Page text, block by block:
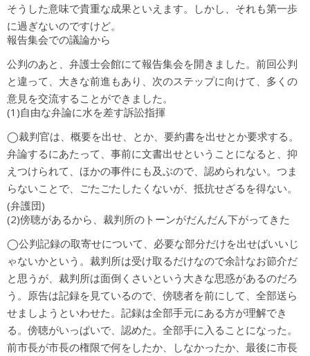
そうした意味で貴重な成果といえます。しかし、それも第一歩
に過ぎないのですけど。
報告集会での議論から
公判のあと、弁護士会館にて報告集会を開きました。前回公判
と違って、大きな前進もあり、次のステップに向けて、多くの
意見を交流することができました。
(1)自由な弁論に水を差す訴訟指揮
◯裁判官は、概要を出せ、とか、要約書を出せとか要求する。
弁論するにあたって、事前に文書出せということになると、抑
えつけられて、ほかの事件にも及ぶので、認められない。つま
らないことで、ごたごたしたくないが、抵抗せざるを得ない。
(弁護団)
(2)傍聴があるから、裁判所のトーンがだんだん下がってきた
◯公判記録の取寄せについて、必要な部分だけを出せばいいじ
ゃないかという。裁判所は受け取るだけなので余計なお節介だ
と思うが、裁判所は面倒くさいという大きな思惑があるのだろ
う。原告は記録を見ているので、傍聴者を前にして、全部送ら
せましようといわせた。記録は全部手元にある方が理解でき
る。傍聴がいっぱいで、認めた。全部手に入ることになった。
前市長が市長の権限で何をしたか、しなかったか、最後に市長